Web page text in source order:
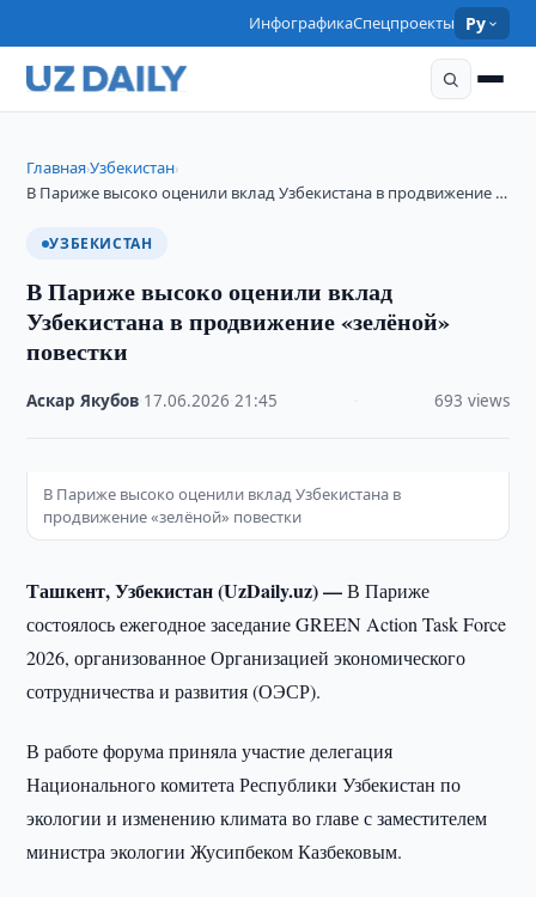
ИнфографикаСпецпроекты Ру
Главная›Узбекистан›
В Париже высоко оценили вклад Узбекистана в продвижение …
УЗБЕКИСТАН
В Париже высоко оценили вклад
Узбекистана в продвижение «зелёной»
повестки
Аскар Якубов 17.06.2026 ·21:45 693 views
В Париже высоко оценили вклад Узбекистана в
продвижение «зелёной» повестки
Ташкент, Узбекистан (UzDaily.uz) —В Париже
состоялось ежегодное заседание GREEN Action Task Force
2026, организованное Организацией экономического
сотрудничества и развития (ОЭСР).
В работе форума приняла участие делегация
Национального комитета Республики Узбекистан по
экологии и изменению климата во главе с заместителем
министра экологии Жусипбеком Казбековым.